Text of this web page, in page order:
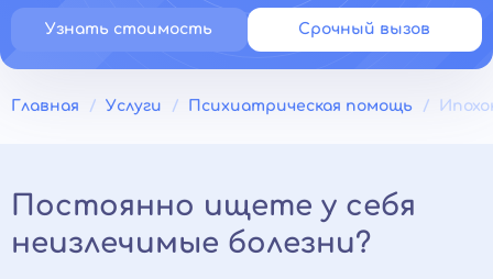
Узнать стоимость Срочный вызов
Главная Услуги Психиатрическая помощь
Постоянно ищете у себя
неизлечимые болезни?